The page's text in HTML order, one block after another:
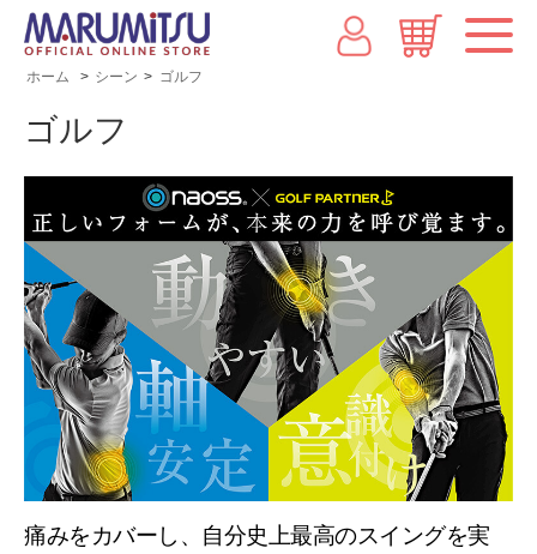
ホーム > シーン > ゴルフ
ゴルフ
痛みをカバーし、自分史上最高のスイングを実